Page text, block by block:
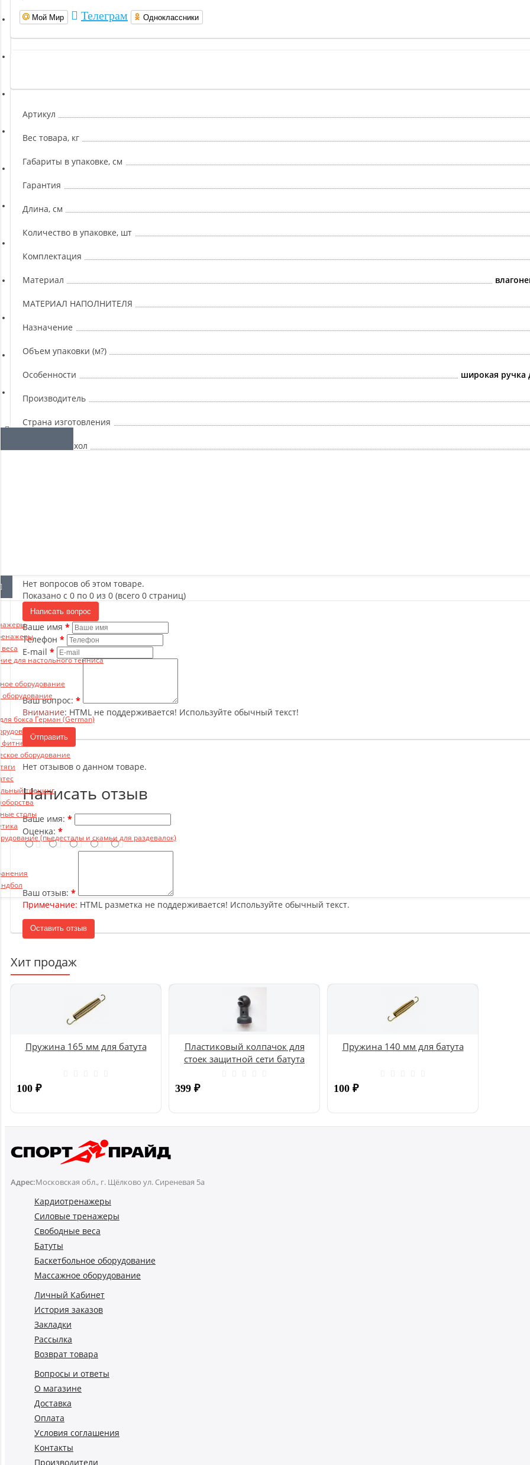
Ремни, Пояса и Упряжи
Сапборды
Волейбол
Системы хранения
Новинки
Отзывы о магазине
для настольного тенниса
оборудование
бокса Герман (German)
оборудование
тренинг
столы
(пьедесталы и скамьи для раздевалок)
Мой Мир Телеграм Одноклассники
Артикул
Вес товара, кг
Габариты в упаковке, см
Гарантия
Длина, см
Количество в упаковке, шт
Комплектация
Материал
МАТЕРИАЛ НАПОЛНИТЕЛЯ
Назначение
Объем упаковки (м?)
Особенности широкая ручка
Производитель
Страна изготовления
Съемный чехол
Нет вопросов об этом товаре.
Показано с 0 по 0 из 0 (всего 0 страниц)
Написать вопрос
Ваше имя
Телефон
E-mail
Ваш вопрос:
Внимание: HTML не поддерживается! Используйте обычный текст!
Отправить
Нет отзывов о данном товаре.
Написать отзыв
Ваше имя:
Оценка:
Ваш отзыв:
Примечание: HTML разметка не поддерживается! Используйте обычный текст.
Оставить отзыв
Хит продаж
Пружина 165 мм для батута
100 ₽
Пластиковый колпачок для
стоек защитной сети батута
399 ₽
Пружина 140 мм для батута
100 ₽
Адрес:Московская обл., г. Щёлково ул. Сиреневая 5а
Кардиотренажеры
Силовые тренажеры
Свободные веса
Батуты
Баскетбольное оборудование
Массажное оборудование
Личный Кабинет
История заказов
Закладки
Рассылка
Возврат товара
Вопросы и ответы
О магазине
Доставка
Оплата
Условия соглашения
Контакты
Производители